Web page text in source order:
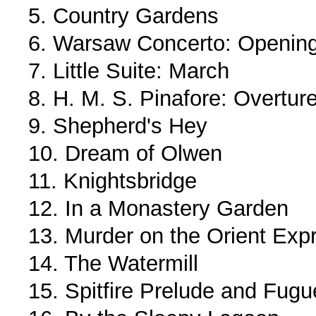
5. Country Gardens
6. Warsaw Concerto:
7. Little Suite: March
8. H. M. S. Pinafore:
9. Shepherd's Hey
10. Dream of Olwen
11. Knightsbridge
12. In a Monastery Garden
13. Murder on the Orient
14. The Watermill
15. Spitfire Prelude and